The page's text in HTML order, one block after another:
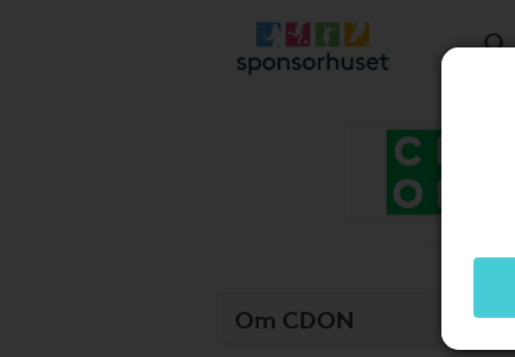
Om CDON